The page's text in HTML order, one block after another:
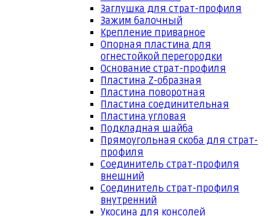
Заглушка для страт-профиля
Зажим балочный
Крепление приварное
Опорная пластина для
огнестойкой перегородки
Основание страт-профиля
Пластина Z-образная
Пластина поворотная
Пластина соединительная
Пластина угловая
Подкладная шайба
Прямоугольная скоба для страт-
профиля
Соединитель страт-профиля
внешний
Соединитель страт-профиля
внутренний
Укосина для консолей